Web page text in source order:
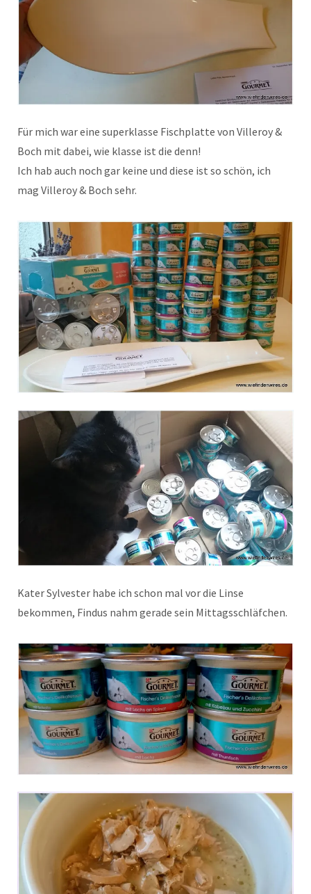
Für mich war eine superklasse Fischplatte von Villeroy &
Boch mit dabei, wie klasse ist die denn!
Ich hab auch noch gar keine und diese ist so schön, ich
mag Villeroy & Boch sehr.
Kater Sylvester habe ich schon mal vor die Linse
bekommen, Findus nahm gerade sein Mittagsschläfchen.